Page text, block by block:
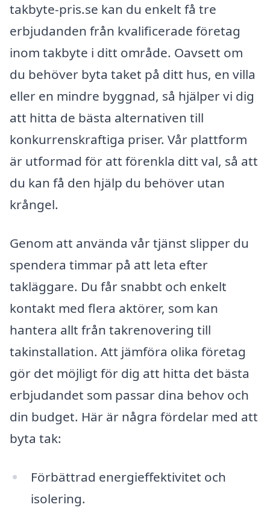
takbyte-pris.se kan du enkelt få tre
erbjudanden från kvalificerade företag
inom takbyte i ditt område. Oavsett om
du behöver byta taket på ditt hus, en villa
eller en mindre byggnad, så hjälper vi dig
att hitta de bästa alternativen till
konkurrenskraftiga priser. Vår plattform
är utformad för att förenkla ditt val, så att
du kan få den hjälp du behöver utan
krångel.
Genom att använda vår tjänst slipper du
spendera timmar på att leta efter
takläggare. Du får snabbt och enkelt
kontakt med flera aktörer, som kan
hantera allt från takrenovering till
takinstallation. Att jämföra olika företag
gör det möjligt för dig att hitta det bästa
erbjudandet som passar dina behov och
din budget. Här är några fördelar med att
byta tak:
Förbättrad energieffektivitet och
isolering.